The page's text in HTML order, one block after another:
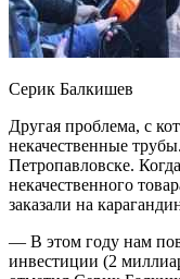
Серик Балкишев
Другая проблема, с
некачественные
Петропавловске.
некачественного
заказали на
— В этом году нам
инвестиции (2